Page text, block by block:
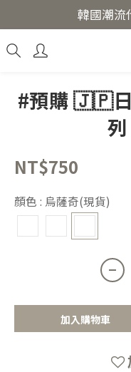
韓國爆紅
韓國潮流
韓國爆
#預購 🇯🇵日
NT$750
顏色 : 烏薩奇(現貨)
加入購物車